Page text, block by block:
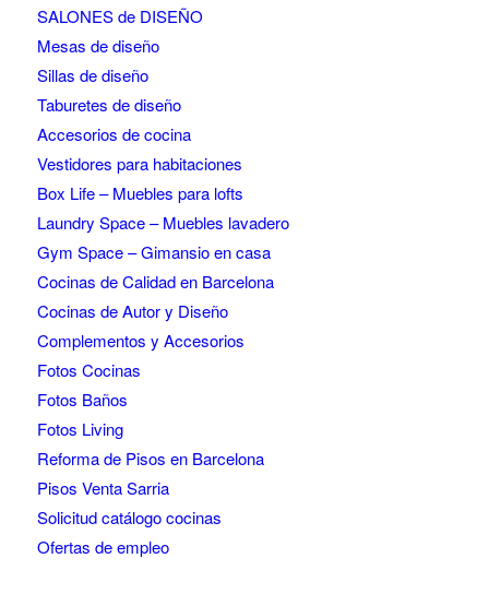
SALONES de DISEÑO
Mesas de diseño
Sillas de diseño
Taburetes de diseño
Accesorios de cocina
Vestidores para habitaciones
Box Life – Muebles para lofts
Laundry Space – Muebles lavadero
Gym Space – Gimansio en casa
Cocinas de Calidad en Barcelona
Cocinas de Autor y Diseño
Complementos y Accesorios
Fotos Cocinas
Fotos Baños
Fotos Living
Reforma de Pisos en Barcelona
Pisos Venta Sarria
Solicitud catálogo cocinas
Ofertas de empleo